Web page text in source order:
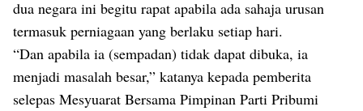
dua negara ini begitu rapat apabila ada sahaja urusan
termasuk perniagaan yang berlaku setiap hari.
“Dan apabila ia (sempadan) tidak dapat dibuka, ia
menjadi masalah besar,” katanya kepada pemberita
selepas Mesyuarat Bersama Pimpinan Parti Pribumi